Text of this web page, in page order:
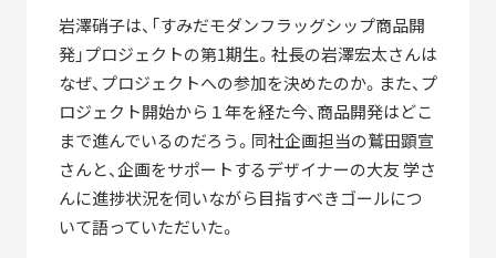
2011-2018
すみだモダンブルーパートナー
2021-
岩澤硝子は、「すみだモダンフラッグシップ商品開
発」プロジェクトの第1期生。社長の岩澤宏太さんは
なぜ、プロジェクトへの参加を決めたのか。また、プ
ロジェクト開始から１年を経た今、商品開発はどこ
まで進んでいるのだろう。同社企画担当の鷲田顕宣
さんと、企画をサポートするデザイナーの大友 学さ
んに進捗状況を伺いながら目指すべきゴールにつ
いて語っていただいた。